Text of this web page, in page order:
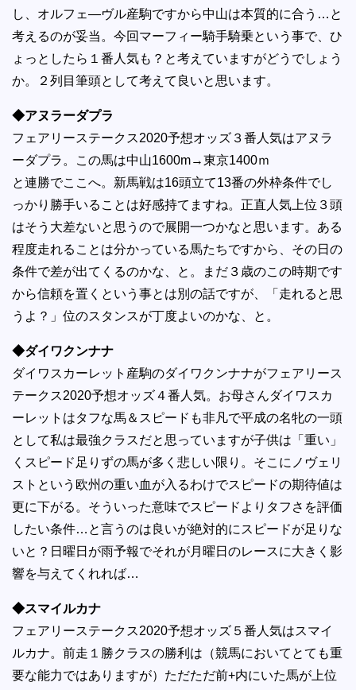
し、オルフェ―ヴル産駒ですから中山は本質的に合う…と
考えるのが妥当。今回マーフィー騎手騎乗という事で、ひ
ょっとしたら１番人気も？と考えていますがどうでしょう
か。２列目筆頭として考えて良いと思います。
◆アヌラーダプラ
フェアリーステークス2020予想オッズ３番人気はアヌラ
ーダプラ。この馬は中山1600m→東京1400ｍ
と連勝でここへ。新馬戦は16頭立て13番の外枠条件でし
っかり勝手いることは好感持てますね。正直人気上位３頭
はそう大差ないと思うので展開一つかなと思います。ある
程度走れることは分かっている馬たちですから、その日の
条件で差が出てくるのかな、と。まだ３歳のこの時期です
から信頼を置くという事とは別の話ですが、「走れると思
うよ？」位のスタンスが丁度よいのかな、と。
◆ダイワクンナナ
ダイワスカーレット産駒のダイワクンナナがフェアリース
テークス2020予想オッズ４番人気。お母さんダイワスカ
ーレットはタフな馬＆スピードも非凡で平成の名牝の一頭
として私は最強クラスだと思っていますが子供は「重い」
くスピード足りずの馬が多く悲しい限り。そこにノヴェリ
ストという欧州の重い血が入るわけでスピードの期待値は
更に下がる。そういった意味でスピードよりタフさを評価
したい条件…と言うのは良いが絶対的にスピードが足りな
いと？日曜日が雨予報でそれが月曜日のレースに大きく影
響を与えてくれれば…
◆スマイルカナ
フェアリーステークス2020予想オッズ５番人気はスマイ
ルカナ。前走１勝クラスの勝利は（競馬においてとても重
要な能力ではありますが）ただただ前+内にいた馬が上位